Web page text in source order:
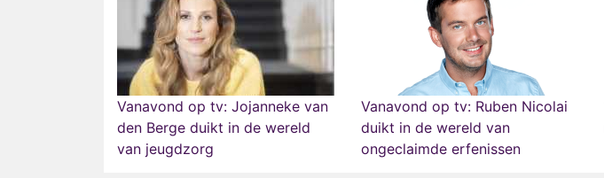
Vanavond op tv: Jojanneke van
den Berge duikt in de wereld
van jeugdzorg
Vanavond op tv: Ruben Nicolai
duikt in de wereld van
ongeclaimde erfenissen